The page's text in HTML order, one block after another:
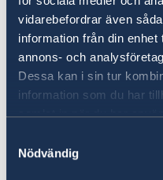
vidarebefordrar även
information från din
annons- och
Dessa kan i sin tur
information som du har
samlat in när du har
Nödvändig
UD:s
regeringen.se
Ladda ner
Ladda ner UD